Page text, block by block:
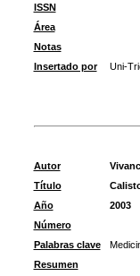
ISSN
Área
Notas
Insertado por
Uni-
Autor
Título
Año
2003
Número
Palabras clave
Resumen